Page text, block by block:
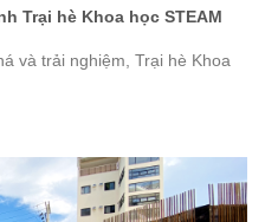
Trại hè Khoa học STEAM
và trải nghiệm, Trại hè Khoa